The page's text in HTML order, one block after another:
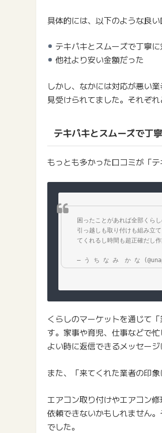
具体的には、以下のような良い
テキパキとスムーズで丁寧
他社より安い金額だった
しかし、なかには対応が悪い
見受けられてました。それぞ
テキパキとスムーズで丁
もっとも多かった口コミが「
困ったことがあれば全部くら
引っ越しも取り付けも組み立
てくれるし時間も超正確だし
— う ち な み　か な
くらしのマーケットを通じて
す。家事や育児、仕事などで
よい時に返信できるメッセージ
また、「来てくれた業者の印
エアコン取り付けやエアコン
依頼できないかもしれません
でした。